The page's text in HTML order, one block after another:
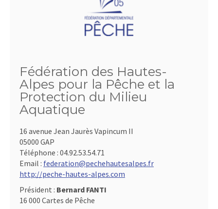
Fédération des Hautes-
Alpes pour la Pêche et la
Protection du Milieu
Aquatique
16 avenue Jean Jaurès Vapincum II
05000 GAP
Téléphone : 04.92.53.54.71
Email : federation@pechehautesalpes.fr
http://peche-hautes-alpes.com
Président : Bernard FANTI
16 000 Cartes de Pêche